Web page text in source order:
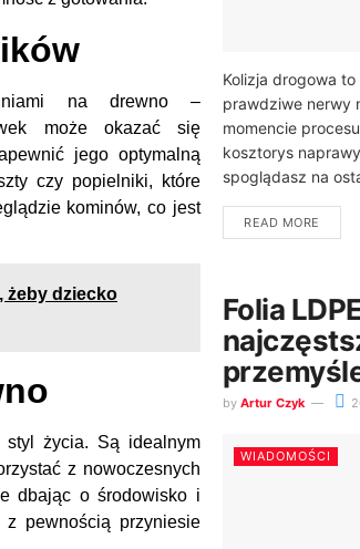
na drewno –
może okazać się
jego optymalną
czy popielniki, które
kominów, co jest
żeby dziecko
życia. Są idealnym
z nowoczesnych
dbając o środowisko i
z pewnością przyniesie
Kolizja drogowa
prawdziwe nerwy
momencie
kosztorys
spoglądasz na
READ MORE
Folia
by Artur Czyk
WIADOMOŚCI